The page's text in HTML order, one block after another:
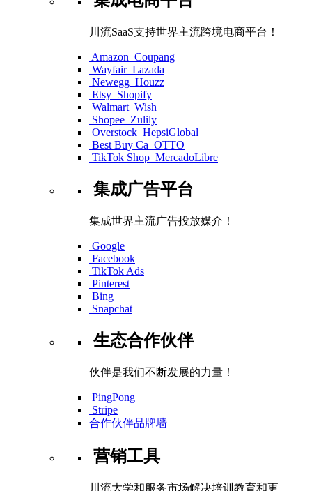
川流SaaS支持世界主流跨境电商平台！
Amazon Coupang
Wayfair Lazada
Newegg Houzz
Etsy Shopify
Walmart Wish
Shopee Zulily
Overstock HepsiGlobal
Best Buy Ca OTTO
TikTok Shop MercadoLibre
集成广告平台
集成世界主流广告投放媒介！
Google
Facebook
TikTok Ads
Pinterest
Bing
Snapchat
生态合作伙伴
伙伴是我们不断发展的力量！
PingPong
Stripe
合作伙伴品牌墙
营销工具
川流大学和服务市场解决培训教育和更